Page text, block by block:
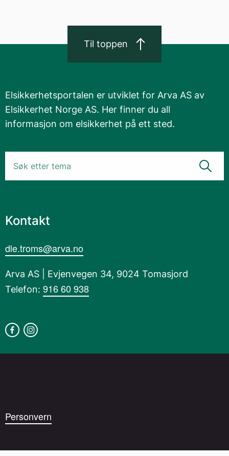
Til toppen
Elsikkerhetsportalen er utviklet for Arva AS av
Elsikkerhet Norge AS. Her finner du all
informasjon om elsikkerhet på ett sted.
Kontakt
dle.troms@arva.no
Arva AS | Evjenvegen 34, 9024 Tomasjord
Telefon: 916 60 938
Personvern